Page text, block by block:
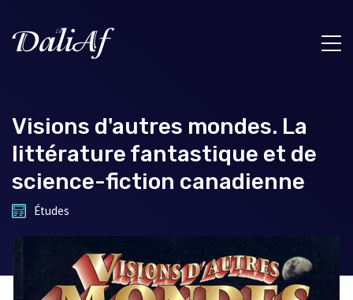
Visions d'autres mondes. La
littérature fantastique et de
science-fiction canadienne
Études